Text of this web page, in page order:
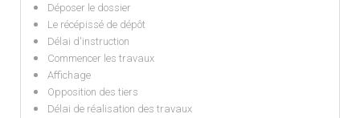
Déposer le dossier
Le récépissé de dépôt
Délai d'instruction
Commencer les travaux
Affichage
Opposition des tiers
Délai de réalisation des travaux